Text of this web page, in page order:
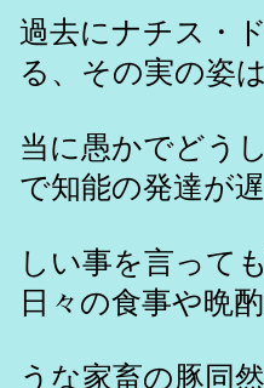
過去にナチス・
る、その実の姿
当に愚かでどう
で知能の発達が
しい事を言って
日々の食事や晩
うな家畜の豚同